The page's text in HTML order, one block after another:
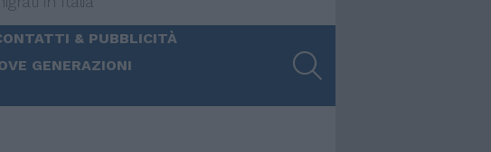
& PUBBLICITÀ
GENERAZIONI